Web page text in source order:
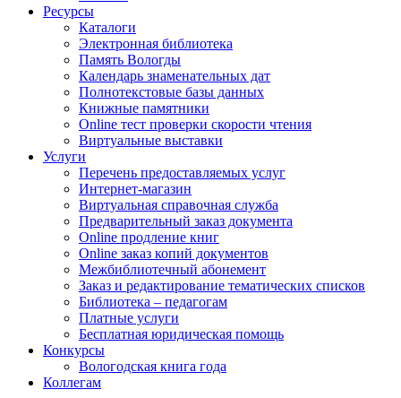
Ресурсы
Каталоги
Электронная библиотека
Память Вологды
Календарь знаменательных дат
Полнотекстовые базы данных
Книжные памятники
Online тест проверки скорости чтения
Виртуальные выставки
Услуги
Перечень предоставляемых услуг
Интернет-магазин
Виртуальная справочная служба
Предварительный заказ документа
Online продление книг
Online заказ копий документов
Межбиблиотечный абонемент
Заказ и редактирование тематических списков
Библиотека – педагогам
Платные услуги
Бесплатная юридическая помощь
Конкурсы
Вологодская книга года
Коллегам